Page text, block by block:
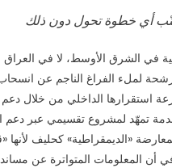
أي خطوة تحول دون ذلك
في الشرق الأوسط، لا في
لملء الفراغ الناجم عن
استقرارها الداخلي من خلال
تمهّد لمشروع تقسيمي عبر دعم
«الديمقراطية» كحليف
أن المعلومات المتواترة عن